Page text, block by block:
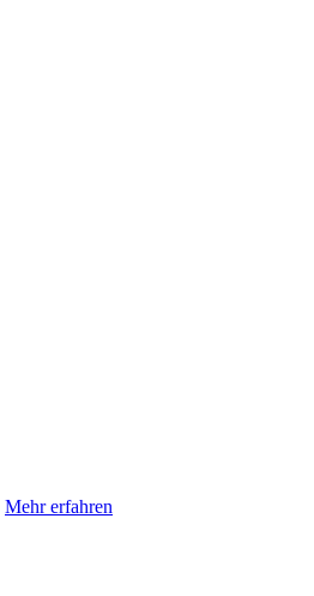
Mehr erfahren